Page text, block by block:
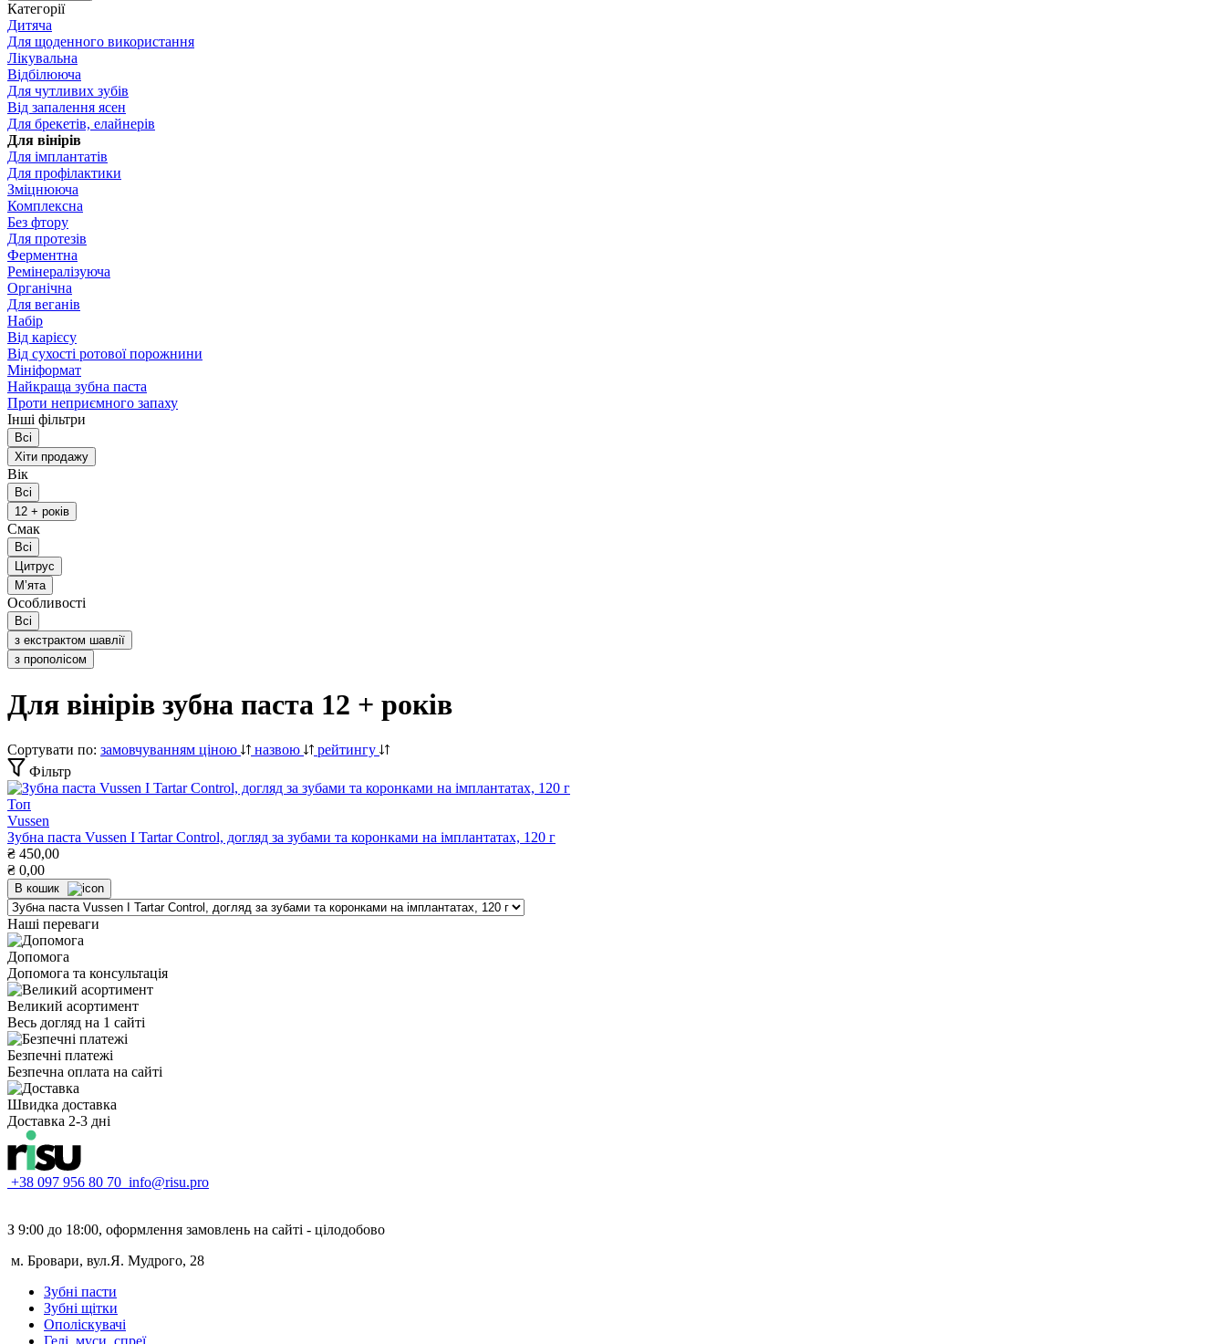
Категорії
Дитяча
Для щоденного використання
Лікувальна
Відбілююча
Для чутливих зубів
Від запалення ясен
Для брекетів, елайнерів
Для вінірів
Для імплантатів
Для профілактики
Зміцнююча
Комплексна
Без фтору
Для протезів
Ферментна
Ремінералізуюча
Органічна
Для веганів
Набір
Від карієсу
Від сухості ротової порожнини
Мініформат
Найкраща зубна паста
Проти неприємного запаху
Інші фільтри
Всі
Хіти продажу
Вік
Всі
12 + років
Смак
Всі
Цитрус
Мʼята
Особливості
Всі
з екстрактом шавлії
з прополісом
Для вінірів зубна паста 12 + років
Сортувати по: замовчуванням ціною назвою
рейтингу
Фільтр
Топ
Vussen
Зубна паста Vussen I Tartar Control, догляд за зубами та коронками на імплантатах, 120 г
₴ 450,00
₴ 0,00
В кошик
Наші переваги
Допомога
Допомога та консультація
Великий асортимент
Весь догляд на 1 сайті
Безпечні платежі
Безпечна оплата на сайті
Швидка доставка
Доставка 2-3 дні
+38 097 956 80 70 info@risu.pro
З 9:00 до 18:00, оформлення замовлень на сайті - цілодобово
м. Бровари, вул.Я. Мудрого, 28
Зубні пасти
Зубні щітки
Ополіскувачі
Гелі, муси, спреї